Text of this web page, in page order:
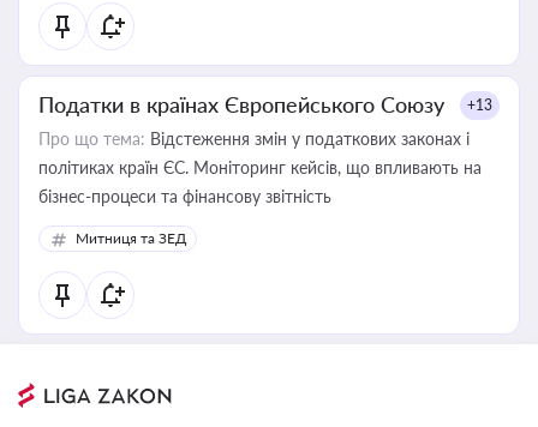
Податки в країнах Європейського Союзу +13
Про що тема: Відстеження змін у податкових законах і
політиках країн ЄС. Моніторинг кейсів, що впливають на
бізнес-процеси та фінансову звітність
Митниця та ЗЕД